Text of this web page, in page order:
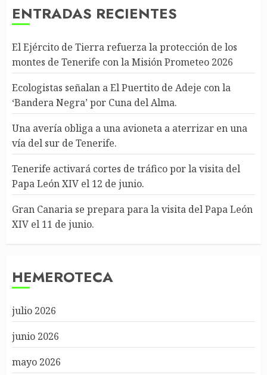
ENTRADAS RECIENTES
El Ejército de Tierra refuerza la protección de los
montes de Tenerife con la Misión Prometeo 2026
Ecologistas señalan a El Puertito de Adeje con la
‘Bandera Negra’ por Cuna del Alma.
Una avería obliga a una avioneta a aterrizar en una
vía del sur de Tenerife.
Tenerife activará cortes de tráfico por la visita del
Papa León XIV el 12 de junio.
Gran Canaria se prepara para la visita del Papa León
XIV el 11 de junio.
HEMEROTECA
julio 2026
junio 2026
mayo 2026